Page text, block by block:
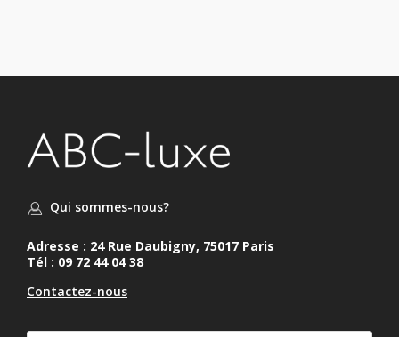
Qui sommes-nous?
Adresse : 24 Rue Daubigny, 75017 Paris
Tél : 09 72 44 04 38
Contactez-nous